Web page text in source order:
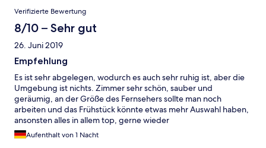
Verifizierte Bewertung
8/10 – Sehr gut
26. Juni 2019
Empfehlung
Es ist sehr abgelegen, wodurch es auch sehr ruhig ist, aber die
Umgebung ist nichts. Zimmer sehr schön, sauber und
geräumig, an der Größe des Fernsehers sollte man noch
arbeiten und das Frühstück könnte etwas mehr Auswahl haben,
ansonsten alles in allem top, gerne wieder
Aufenthalt von 1 Nacht